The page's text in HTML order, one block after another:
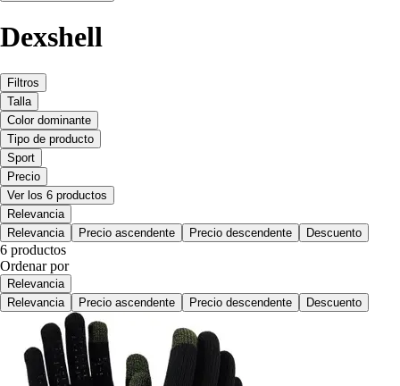
Dexshell
Filtros
Talla
Color dominante
Tipo de producto
Sport
Precio
Ver los 6 productos
Relevancia
Relevancia
Precio ascendente Precio descendente Descuento
6 productos
Ordenar por
Relevancia
Relevancia
Precio ascendente Precio descendente Descuento